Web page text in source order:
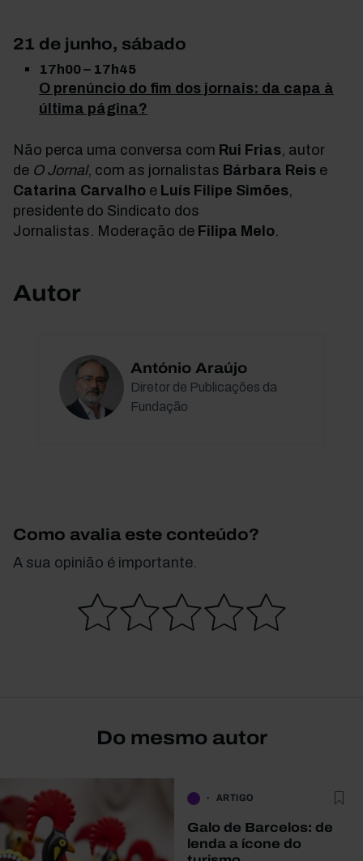
21 de junho, sábado
17h00 – 17h45
O prenúncio do fim dos jornais: da capa à
última página?
Não perca uma conversa com Rui Frias, autor
de O Jornal, com as jornalistas Bárbara Reis e
Catarina Carvalho e Luís Filipe Simões,
presidente do Sindicato dos
Jornalistas. Moderação de Filipa Melo.
Autor
António Araújo
Diretor de Publicações da
Fundação
Como avalia este conteúdo?
A sua opinião é importante.
Do mesmo autor
ARTIGO
Galo de Barcelos: de
lenda a ícone do